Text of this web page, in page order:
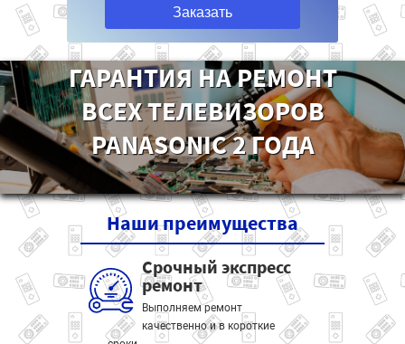
Заказать
ГАРАНТИЯ НА РЕМОНТ
ВСЕХ ТЕЛЕВИЗОРОВ
PANASONIC 2 ГОДА
Нашипреимущества
Срочный экспресс
ремонт
Выполняем ремонт
качественно и в короткие